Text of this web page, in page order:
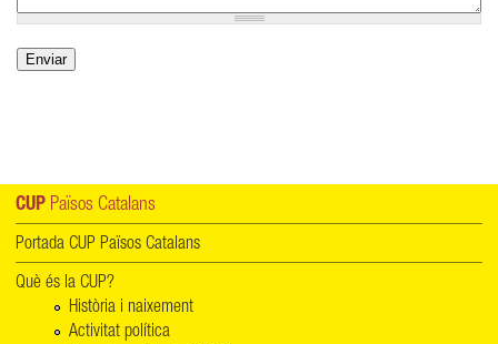
CUP Països Catalans
Portada CUP Països Catalans
Què és la CUP?
Història i naixement
Activitat política